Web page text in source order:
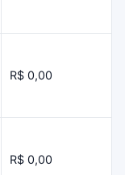
R$ 0,00
R$ 0,00